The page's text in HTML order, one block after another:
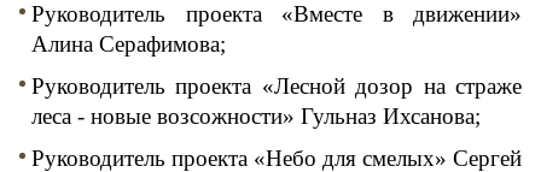
Руководитель проекта «Вместе в движении»
Алина Серафимова;
Руководитель проекта «Лесной дозор на страже
леса - новые возсожности» Гульназ Ихсанова;
Руководитель проекта «Небо для смелых» Сергей